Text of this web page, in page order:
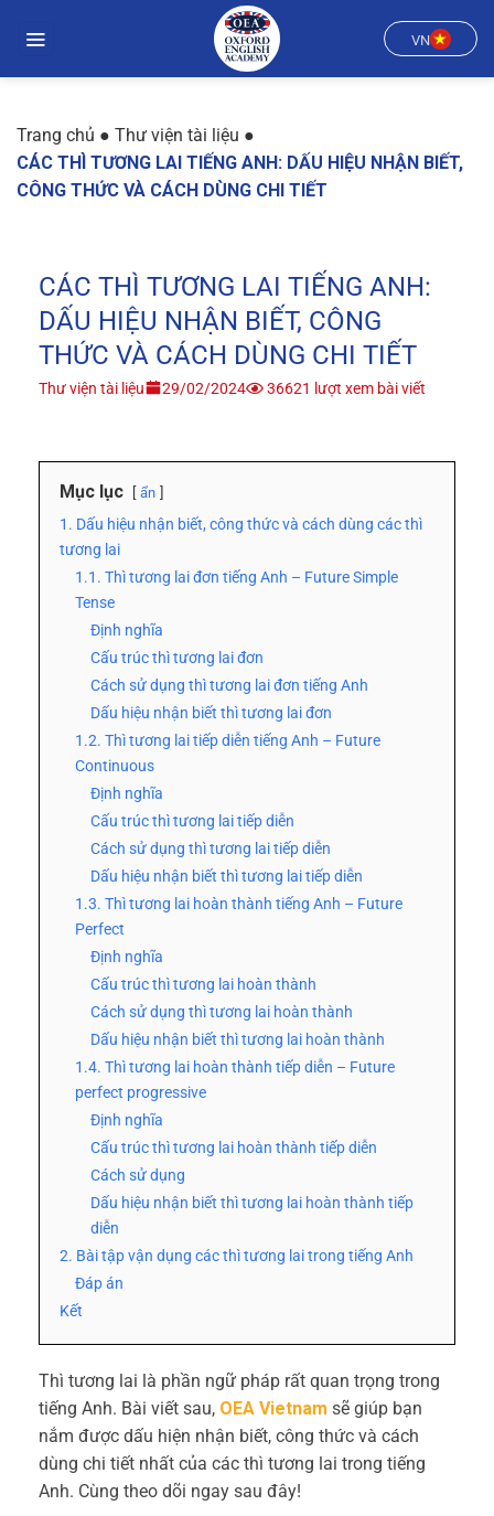
đến
VN
Trang chủ ● Thư viện tài liệu ●
CÁC THÌ TƯƠNG LAI TIẾNG ANH: DẤU HIỆU NHẬN BIẾT,
CÔNG THỨC VÀ CÁCH DÙNG CHI TIẾT
CÁC THÌ TƯƠNG LAI TIẾNG ANH:
DẤU HIỆU NHẬN BIẾT, CÔNG
THỨC VÀ CÁCH DÙNG CHI TIẾT
Thư viện tài liệu 29/02/2024 36621 lượt xem bài viết
Mục lục ẩn
1. Dấu hiệu nhận biết, công thức và cách dùng các thì
tương lai
1.1. Thì tương lai đơn tiếng Anh – Future Simple
Tense
Định nghĩa
Cấu trúc thì tương lai đơn
Cách sử dụng thì tương lai đơn tiếng Anh
Dấu hiệu nhận biết thì tương lai đơn
1.2. Thì tương lai tiếp diễn tiếng Anh – Future
Continuous
Định nghĩa
Cấu trúc thì tương lai tiếp diễn
Cách sử dụng thì tương lai tiếp diễn
Dấu hiệu nhận biết thì tương lai tiếp diễn
1.3. Thì tương lai hoàn thành tiếng Anh – Future
Perfect
Định nghĩa
Cấu trúc thì tương lai hoàn thành
Cách sử dụng thì tương lai hoàn thành
Dấu hiệu nhận biết thì tương lai hoàn thành
1.4. Thì tương lai hoàn thành tiếp diễn – Future
perfect progressive
Định nghĩa
Cấu trúc thì tương lai hoàn thành tiếp diễn
Cách sử dụng
Dấu hiệu nhận biết thì tương lai hoàn thành tiếp
diễn
2. Bài tập vận dụng các thì tương lai trong tiếng Anh
Đáp án
Kết
Thì tương lai là phần ngữ pháp rất quan trọng trong
tiếng Anh. Bài viết sau, OEA Vietnam sẽ giúp bạn
nắm được dấu hiện nhận biết, công thức và cách
dùng chi tiết nhất của các thì tương lai trong tiếng
Anh. Cùng theo dõi ngay sau đây!